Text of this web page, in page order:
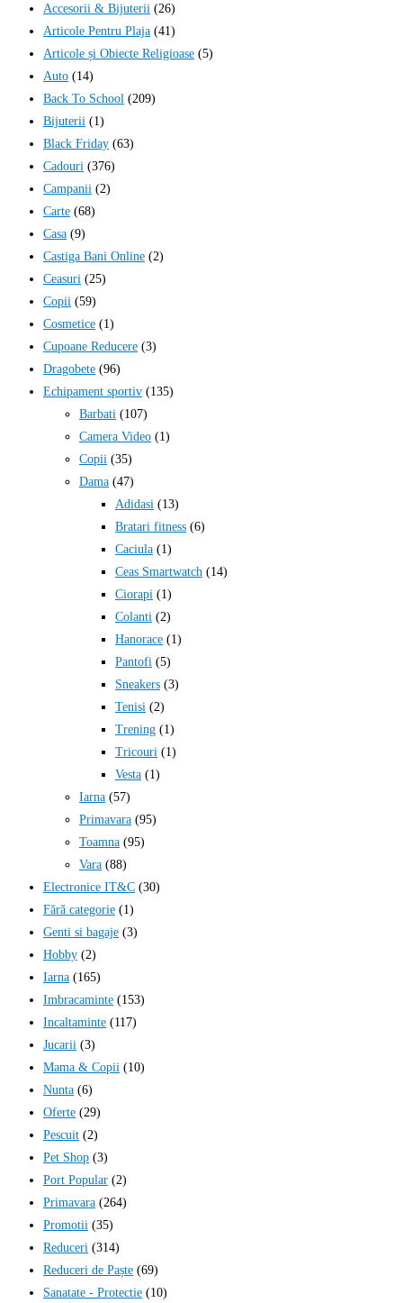
Accesorii & Bijuterii (26)
Articole Pentru Plaja (41)
Articole și Obiecte Religioase (5)
Auto (14)
Back To School (209)
Bijuterii (1)
Black Friday (63)
Cadouri (376)
Campanii (2)
Carte (68)
Casa (9)
Castiga Bani Online (2)
Ceasuri (25)
Copii (59)
Cosmetice (1)
Cupoane Reducere (3)
Dragobete (96)
Echipament sportiv (135)
Barbati (107)
Camera Video (1)
Copii (35)
Dama (47)
Adidasi (13)
Bratari fitness (6)
Caciula (1)
Ceas Smartwatch (14)
Ciorapi (1)
Colanti (2)
Hanorace (1)
Pantofi (5)
Sneakers (3)
Tenisi (2)
Trening (1)
Tricouri (1)
Vesta (1)
Iarna (57)
Primavara (95)
Toamna (95)
Vara (88)
Electronice IT&C (30)
Fără categorie (1)
Genti si bagaje (3)
Hobby (2)
Iarna (165)
Imbracaminte (153)
Incaltaminte (117)
Jucarii (3)
Mama & Copii (10)
Nunta (6)
Oferte (29)
Pescuit (2)
Pet Shop (3)
Port Popular (2)
Primavara (264)
Promotii (35)
Reduceri (314)
Reduceri de Paște (69)
Sanatate - Protectie (10)